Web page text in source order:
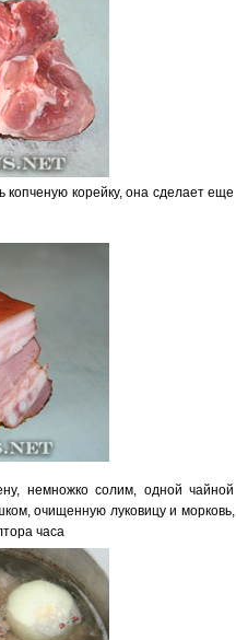
корейку, она сделает еще
немножко солим, одной чайной
очищенную луковицу и морковь,
часа